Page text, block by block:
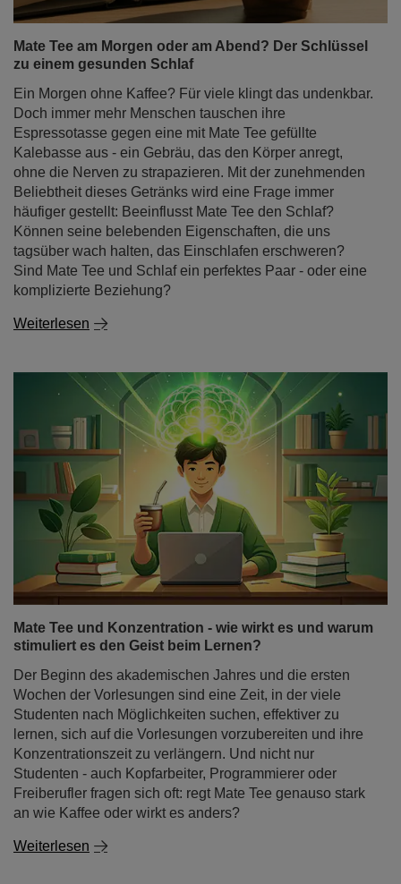
Ein Morgen ohne Kaffee? Für viele klingt das undenkbar.
Doch immer mehr Menschen tauschen ihre
Espressotasse gegen eine mit Mate Tee gefüllte
Kalebasse aus - ein Gebräu, das den Körper anregt,
ohne die Nerven zu strapazieren. Mit der zunehmenden
Beliebtheit dieses Getränks wird eine Frage immer
häufiger gestellt: Beeinflusst Mate Tee den Schlaf?
Können seine belebenden Eigenschaften, die uns
tagsüber wach halten, das Einschlafen erschweren?
Sind Mate Tee und Schlaf ein perfektes Paar - oder eine
komplizierte Beziehung?
Weiterlesen
Mate Tee und Konzentration - wie wirkt es und warum
stimuliert es den Geist beim Lernen?
Der Beginn des akademischen Jahres und die ersten
Wochen der Vorlesungen sind eine Zeit, in der viele
Studenten nach Möglichkeiten suchen, effektiver zu
lernen, sich auf die Vorlesungen vorzubereiten und ihre
Konzentrationszeit zu verlängern. Und nicht nur
Studenten - auch Kopfarbeiter, Programmierer oder
Freiberufler fragen sich oft: regt Mate Tee genauso stark
an wie Kaffee oder wirkt es anders?
Weiterlesen